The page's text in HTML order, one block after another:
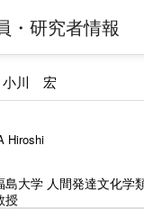
・研究者情報
小川 宏
Hiroshi
島大学 人間発達文化学
授